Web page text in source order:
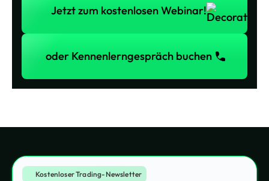
Jetzt zum kostenlosen Webinar!
oder Kennenlerngespräch buchen
oder Kennenlerngespräch buchen
Kostenloser Trading-Newsletter